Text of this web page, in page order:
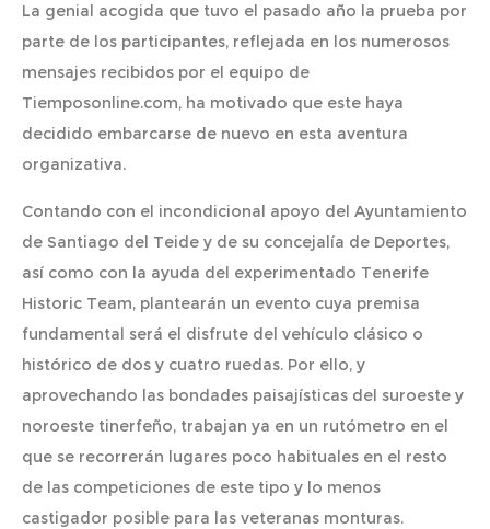
La genial acogida que tuvo el pasado año la prueba por
parte de los participantes, reflejada en los numerosos
mensajes recibidos por el equipo de
Tiemposonline.com, ha motivado que este haya
decidido embarcarse de nuevo en esta aventura
organizativa.
Contando con el incondicional apoyo del Ayuntamiento
de Santiago del Teide y de su concejalía de Deportes,
así como con la ayuda del experimentado Tenerife
Historic Team, plantearán un evento cuya premisa
fundamental será el disfrute del vehículo clásico o
histórico de dos y cuatro ruedas. Por ello, y
aprovechando las bondades paisajísticas del suroeste y
noroeste tinerfeño, trabajan ya en un rutómetro en el
que se recorrerán lugares poco habituales en el resto
de las competiciones de este tipo y lo menos
castigador posible para las veteranas monturas.